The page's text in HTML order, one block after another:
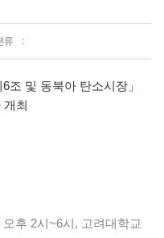
류
조 및 동북아 탄소시장」
개최
후 2시~6시, 고려대학교